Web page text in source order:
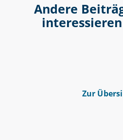
Andere
Zur